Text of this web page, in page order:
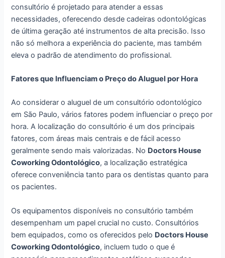
consultório é projetado para atender a essas
necessidades, oferecendo desde cadeiras odontológicas
de última geração até instrumentos de alta precisão. Isso
não só melhora a experiência do paciente, mas também
eleva o padrão de atendimento do profissional.
Fatores que Influenciam o Preço do Aluguel por Hora
Ao considerar o aluguel de um consultório odontológico
em São Paulo, vários fatores podem influenciar o preço por
hora. A localização do consultório é um dos principais
fatores, com áreas mais centrais e de fácil acesso
geralmente sendo mais valorizadas. No Doctors House
Coworking Odontológico, a localização estratégica
oferece conveniência tanto para os dentistas quanto para
os pacientes.
Os equipamentos disponíveis no consultório também
desempenham um papel crucial no custo. Consultórios
bem equipados, como os oferecidos pelo Doctors House
Coworking Odontológico, incluem tudo o que é